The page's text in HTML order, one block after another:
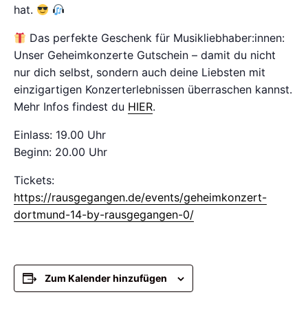
hat.
Das perfekte Geschenk für Musikliebhaber:innen:
Unser Geheimkonzerte Gutschein – damit du nicht
nur dich selbst, sondern auch deine Liebsten mit
einzigartigen Konzerterlebnissen überraschen kannst.
Mehr Infos findest du HIER.
Einlass: 19.00 Uhr
Beginn: 20.00 Uhr
Tickets:
https://rausgegangen.de/events/geheimkonzert-
dortmund-14-by-rausgegangen-0/
Zum Kalender hinzufügen